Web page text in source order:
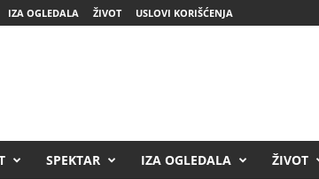
IZA OGLEDALA ŽIVOT USLOVI KORIŠĆENJA
SPEKTAR IZA OGLEDALA ŽIVOT